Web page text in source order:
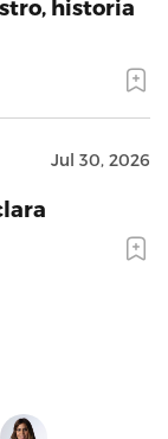
historia
Jul 30, 2026